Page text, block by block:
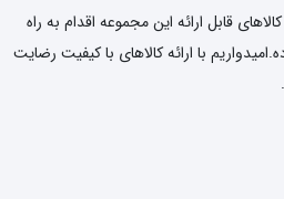
قابل ارائه این مجموعه اقدام به راه
با ارائه کالاهای با کیفیت رضایت